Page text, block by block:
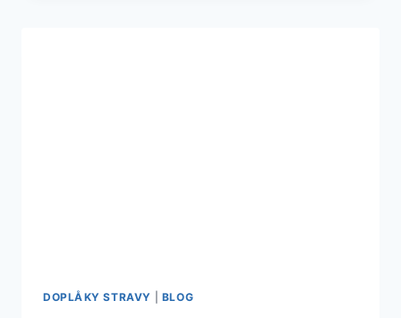
DOPLÅKY STRAVY BLOG